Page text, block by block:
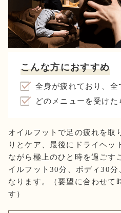
こんな方におすすめ
全身が疲れており、全
どのメニューを受け
オイルフットで足の疲れを取
りとケア、最後にドライヘッ
ながら極上のひと時を過ごす
イルフット30分、ボディ30分
なります。（要望に合わせて
す）